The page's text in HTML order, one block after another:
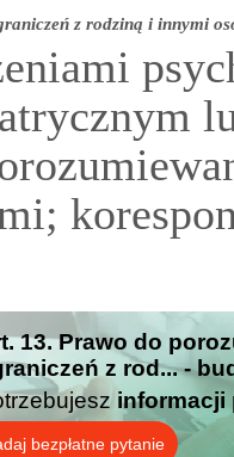
z rodziną i innymi
13. Prawo do
z rod... -
informacji
bezpłatne pytanie